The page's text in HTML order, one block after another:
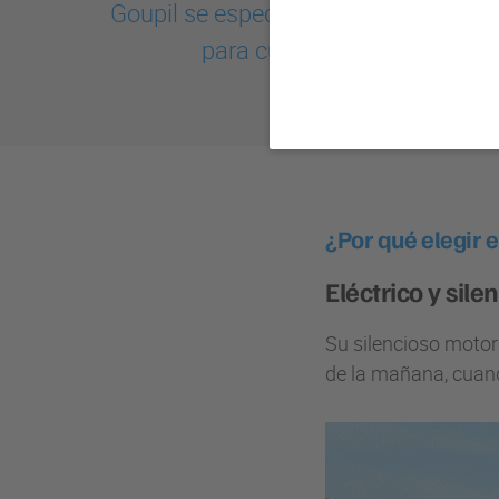
Goupil se especializa en el
para cumplir con los
¿Por qué elegir
Eléctrico y
Su silencioso
de la mañana,